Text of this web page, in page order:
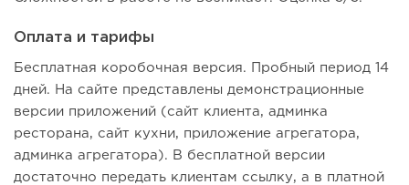
Оплата и тарифы
Бесплатная коробочная версия. Пробный период 14
дней. На сайте представлены демонстрационные
версии приложений (сайт клиента, админка
ресторана, сайт кухни, приложение агрегатора,
админка агрегатора). В бесплатной версии
достаточно передать клиентам ссылку, а в платной